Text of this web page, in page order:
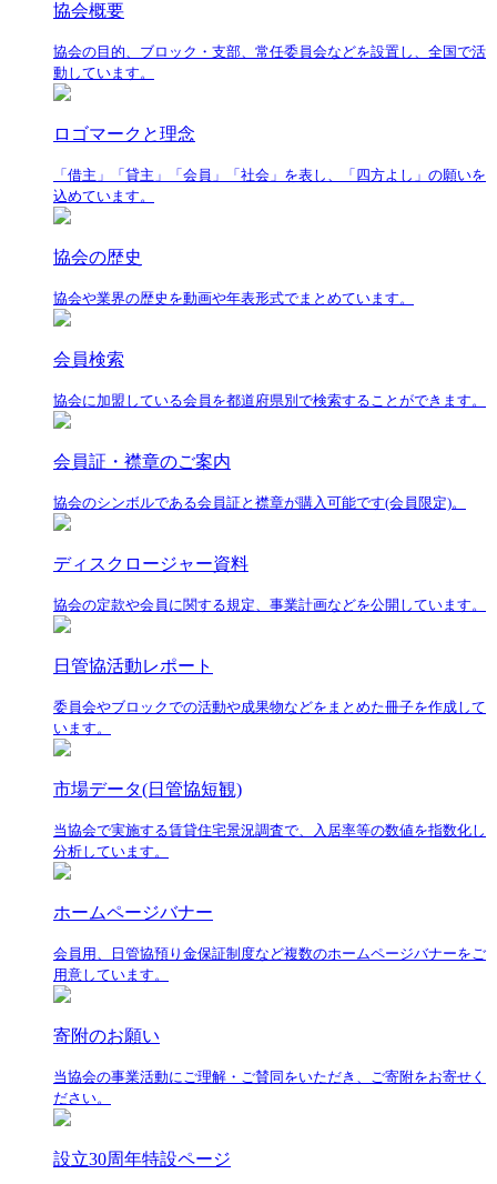
協会概要
協会の目的、ブロック・支部、常任委員会などを設置し、全国で活
動しています。
ロゴマークと理念
「借主」「貸主」「会員」「社会」を表し、「四方よし」の願いを
込めています。
協会の歴史
協会や業界の歴史を動画や年表形式でまとめています。
会員検索
協会に加盟している会員を都道府県別で検索することができます。
会員証・襟章のご案内
協会のシンボルである会員証と襟章が購入可能です(会員限定)。
ディスクロージャー資料
協会の定款や会員に関する規定、事業計画などを公開しています。
日管協活動レポート
委員会やブロックでの活動や成果物などをまとめた冊子を作成して
います。
市場データ(日管協短観)
当協会で実施する賃貸住宅景況調査で、入居率等の数値を指数化し
分析しています。
ホームページバナー
会員用、日管協預り金保証制度など複数のホームページバナーをご
用意しています。
寄附のお願い
当協会の事業活動にご理解・ご賛同をいただき、ご寄附をお寄せく
ださい。
設立30周年特設ページ